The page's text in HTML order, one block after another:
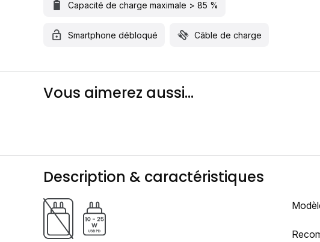
Capacité de charge maximale > 85 %
Smartphone débloqué Câble de charge
Vous aimerez aussi...
Description & caractéristiques